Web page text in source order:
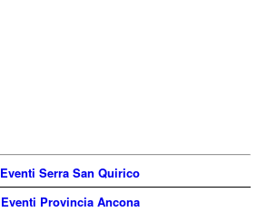
Eventi Serra San Quirico
Eventi Provincia Ancona